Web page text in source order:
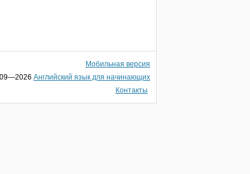
Мобильная версия
Английский язык для начинающих
Контакты